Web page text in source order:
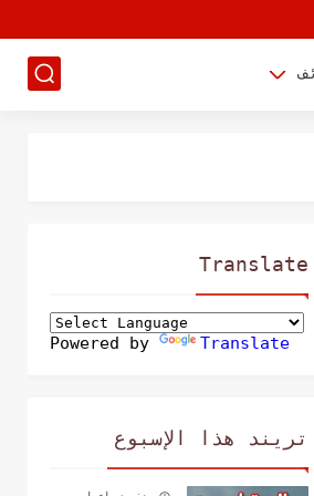
Translate
Powered by Translate
تريند هذا الإسبوع